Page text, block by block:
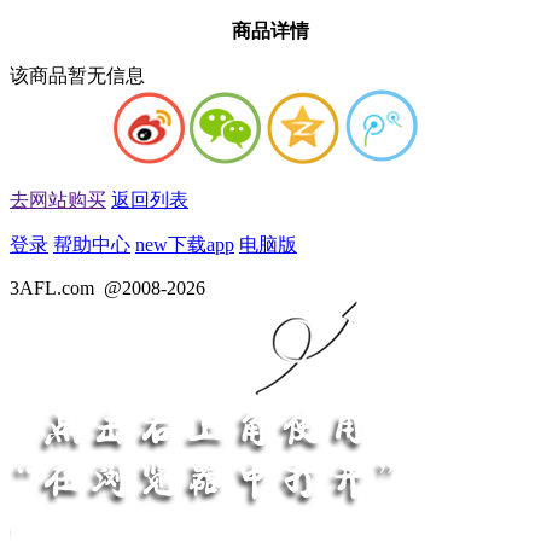
商品详情
该商品暂无信息
去网站购买 返回列表
登录 帮助中心 new下载app 电脑版
3AFL.com @2008-2026